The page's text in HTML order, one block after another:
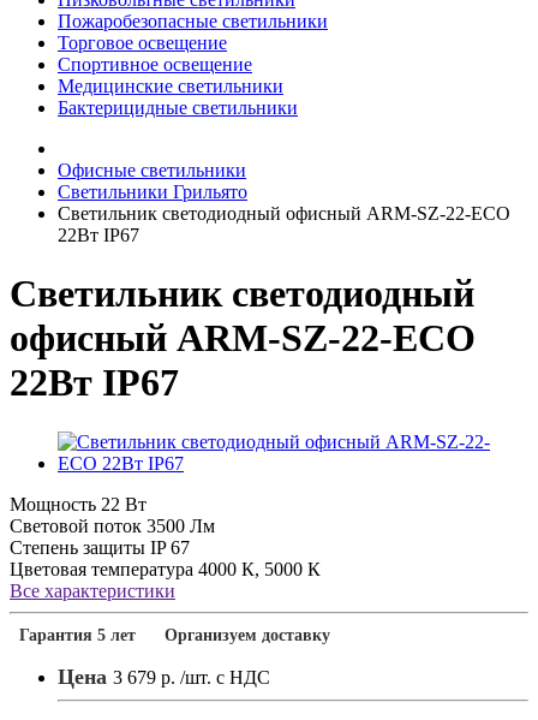
Пожаробезопасные светильники
Торговое освещение
Спортивное освещение
Медицинские светильники
Бактерицидные светильники
Офисные светильники
Светильники Грильято
Светильник светодиодный офисный ARM-SZ-22-ECO
22Вт IP67
Светильник светодиодный
офисный ARM-SZ-22-ECO
22Вт IP67
Мощность 22 Вт
Световой поток 3500 Лм
Степень защиты IP 67
Цветовая температура 4000 К, 5000 К
Все характеристики
Гарантия 5 лет Организуем доставку
Цена 3 679 р. /шт. с НДС